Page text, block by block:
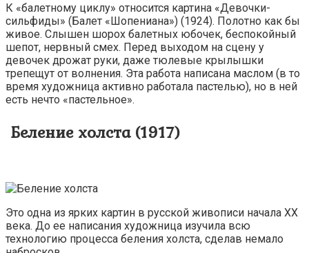
К «балетному циклу» относится картина «Девочки-
сильфиды» (Балет «Шопениана») (1924). Полотно как бы
живое. Слышен шорох балетных юбочек, беспокойный
шепот, нервный смех. Перед выходом на сцену у
девочек дрожат руки, даже тюлевые крылышки
трепещут от волнения. Эта работа написана маслом (в то
время художница активно работала пастелью), но в ней
есть нечто «пастельное».
Беление холста (1917)
Это одна из ярких картин в русской живописи начала XX
века. До ее написания художница изучила всю
технологию процесса беления холста, сделав немало